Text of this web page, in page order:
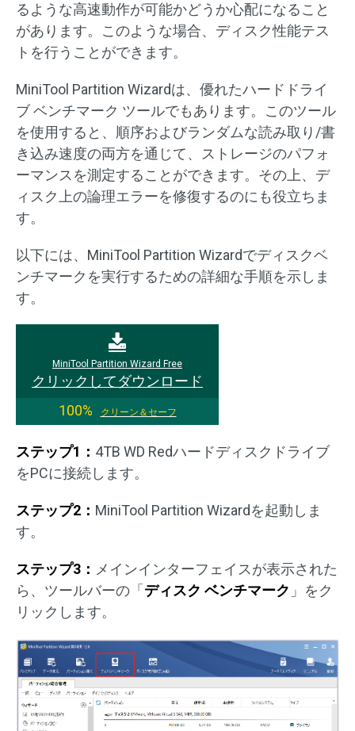
るような高速動作が可能かどうか心配になること
があります。このような場合、ディスク性能テス
トを行うことができます。
MiniTool Partition Wizardは、優れたハードドライ
ブ ベンチマーク ツールでもあります。このツール
を使用すると、順序およびランダムな読み取り/書
き込み速度の両方を通じて、ストレージのパフォ
ーマンスを測定することができます。その上、デ
ィスク上の論理エラーを修復するのにも役立ちま
す。
以下には、MiniTool Partition Wizardでディスクベ
ンチマークを実行するための詳細な手順を示しま
す。
MiniTool Partition Wizard Free
クリックしてダウンロード
100%
クリーン＆セーフ
ステップ1： 4TB WD Redハードディスクドライブ
をPCに接続します。
ステップ2： MiniTool Partition Wizardを起動しま
す。
ステップ3： メインインターフェイスが表示された
ら、ツールバーの「 ディスク ベンチマーク 」をク
リックします。